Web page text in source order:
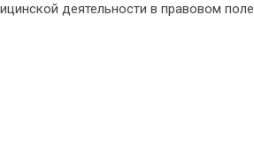
деятельности в правовом поле